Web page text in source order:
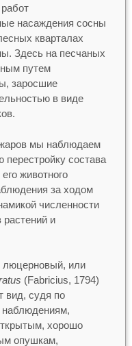
насаждения сосны
кварталах
Здесь на песчаных
путем
заросшие
в виде
мы наблюдаем
перестройку состава
животного
за ходом
численности
и
люцерновый, или
(Fabricius, 1794)
вид, судя по
хорошо
опушкам,